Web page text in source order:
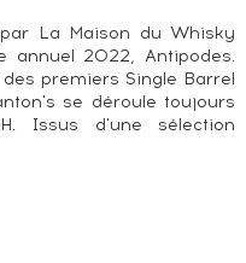
La Maison du Whisky
annuel 2022, Antipodes.
premiers Single Barrel
se déroule toujours
Issus d'une sélection